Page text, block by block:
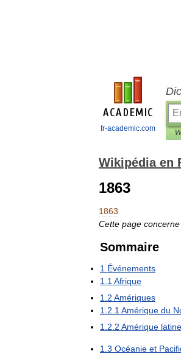
fr-academic.com
Wikipédia en
1863
1863
Cette page concerne
Sommaire
1 Événements
1 1 Afrique
1 2 Amériques
1 2 1 Amérique du
1 2 2 Amérique latine
1 3 Océanie et